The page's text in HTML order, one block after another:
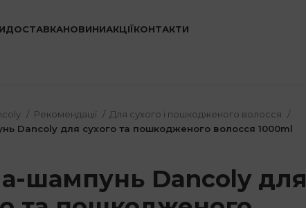
ДОСТАВКАНОВИНИАКЦІЇКОНТАКТИ
Рекомендації
Для сухого і пошкодженого волосся
Dancoly для сухого та пошкодженого волосся 1000ml
шампунь Dancoly для